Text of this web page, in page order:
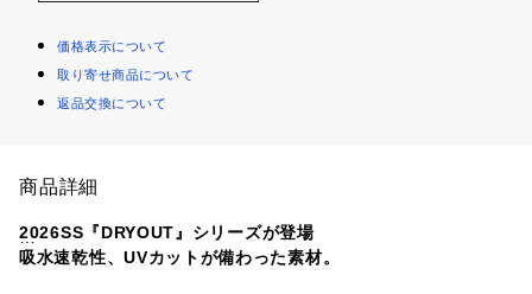
価格表示について
取り寄せ商品について
返品交換について
商品詳細
2026SS『DRYOUT』シリーズが登場
吸水速乾性、UVカットが備わった素材。